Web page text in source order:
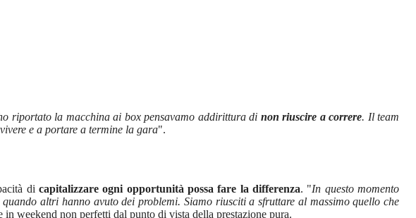
riportato la macchina ai box pensavamo addirittura di non riuscire a correre. Il team
e a portare a termine la gara".
di capitalizzare ogni opportunità possa fare la differenza. "In questo momento
quando altri hanno avuto dei problemi. Siamo riusciti a sfruttare al massimo quello che
in weekend non perfetti dal punto di vista della prestazione pura.